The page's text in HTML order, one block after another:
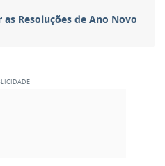
as Resoluções de Ano Novo